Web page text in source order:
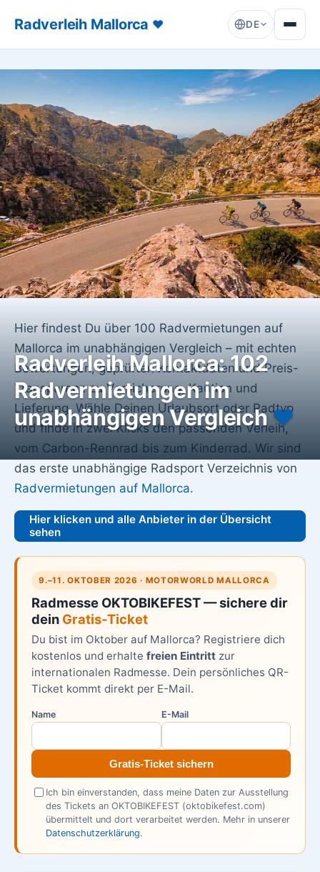
Radverleih Mallorca ♥ DE
Radverleih Mallorca: 102
Radvermietungen im
unabhängigen Vergleich♥️
Hier findest Du über 100 Radvermietungen auf
Mallorca im unabhängigen Vergleich – mit echten
Bewertungen, geprüften Kontaktdaten und Preis-
Transparenz zu Versicherung, Kaution und
Lieferung. Wähle Deinen Urlaubsort oder Radtyp
und finde in zwei Klicks den passenden Verleih,
vom Carbon-Rennrad bis zum Kinderrad. Wir sind
das erste unabhängige Radsport Verzeichnis von
Radvermietungen auf Mallorca.
Hier klicken und alle Anbieter in der Übersicht
sehen
9.–11. OKTOBER 2026 · MOTORWORLD MALLORCA
Radmesse OKTOBIKEFEST — sichere dir
dein Gratis-Ticket
Du bist im Oktober auf Mallorca? Registriere dich
kostenlos und erhalte freien Eintritt zur
internationalen Radmesse. Dein persönliches QR-
Ticket kommt direkt per E-Mail.
Name E-Mail
Gratis-Ticket sichern
Ich bin einverstanden, dass meine Daten zur Ausstellung
des Tickets an OKTOBIKEFEST (oktobikefest.com)
übermittelt und dort verarbeitet werden. Mehr in unserer
Datenschutzerklärung.